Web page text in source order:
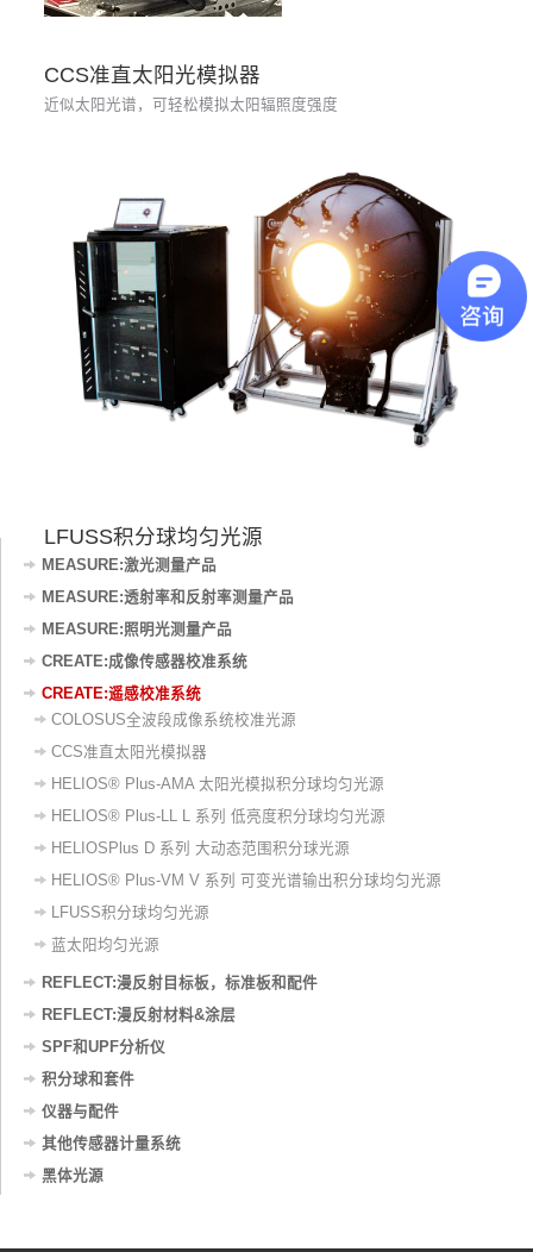
CCS准直太阳光模拟器
近似太阳光谱，可轻松模拟太阳辐照度强度
LFUSS积分球均匀光源
MEASURE:激光测量产品
MEASURE:透射率和反射率测量产品
MEASURE:照明光测量产品
CREATE:成像传感器校准系统
CREATE:遥感校准系统
COLOSUS全波段成像系统校准光源
CCS准直太阳光模拟器
HELIOS® Plus-AMA 太阳光模拟积分球均匀光源
HELIOS® Plus-LL L 系列 低亮度积分球均匀光源
HELIOSPlus D 系列 大动态范围积分球光源
HELIOS® Plus-VM V 系列 可变光谱输出积分球均匀光源
LFUSS积分球均匀光源
蓝太阳均匀光源
REFLECT:漫反射目标板，标准板和配件
REFLECT:漫反射材料&涂层
SPF和UPF分析仪
积分球和套件
仪器与配件
其他传感器计量系统
黑体光源